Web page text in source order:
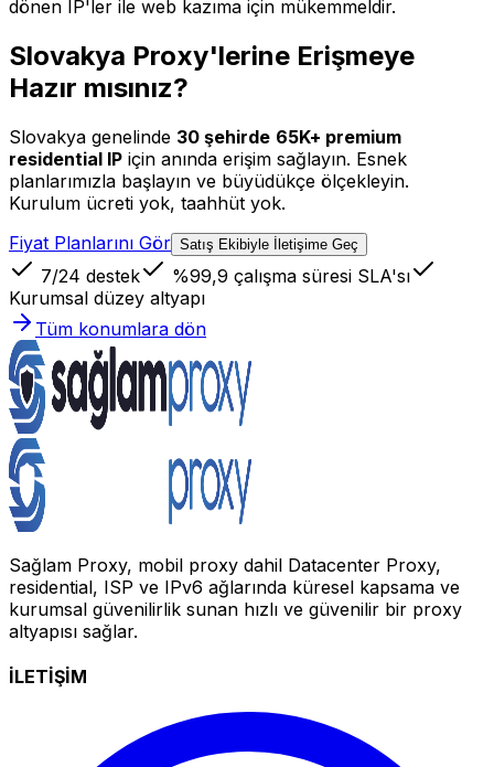
dönen IP'ler ile web kazıma için mükemmeldir.
Slovakya Proxy'lerine Erişmeye
Hazır mısınız?
Slovakya genelinde 30 şehirde 65K+ premium
residential IP için anında erişim sağlayın. Esnek
planlarımızla başlayın ve büyüdükçe ölçekleyin.
Kurulum ücreti yok, taahhüt yok.
Fiyat Planlarını Gör Satış Ekibiyle İletişime Geç
7/24 destek
%99,9 çalışma süresi SLA'sı
Kurumsal düzey altyapı
Tüm konumlara dön
Sağlam Proxy, mobil proxy dahil Datacenter Proxy,
residential, ISP ve IPv6 ağlarında küresel kapsama ve
kurumsal güvenilirlik sunan hızlı ve güvenilir bir proxy
altyapısı sağlar.
İLETİŞİM